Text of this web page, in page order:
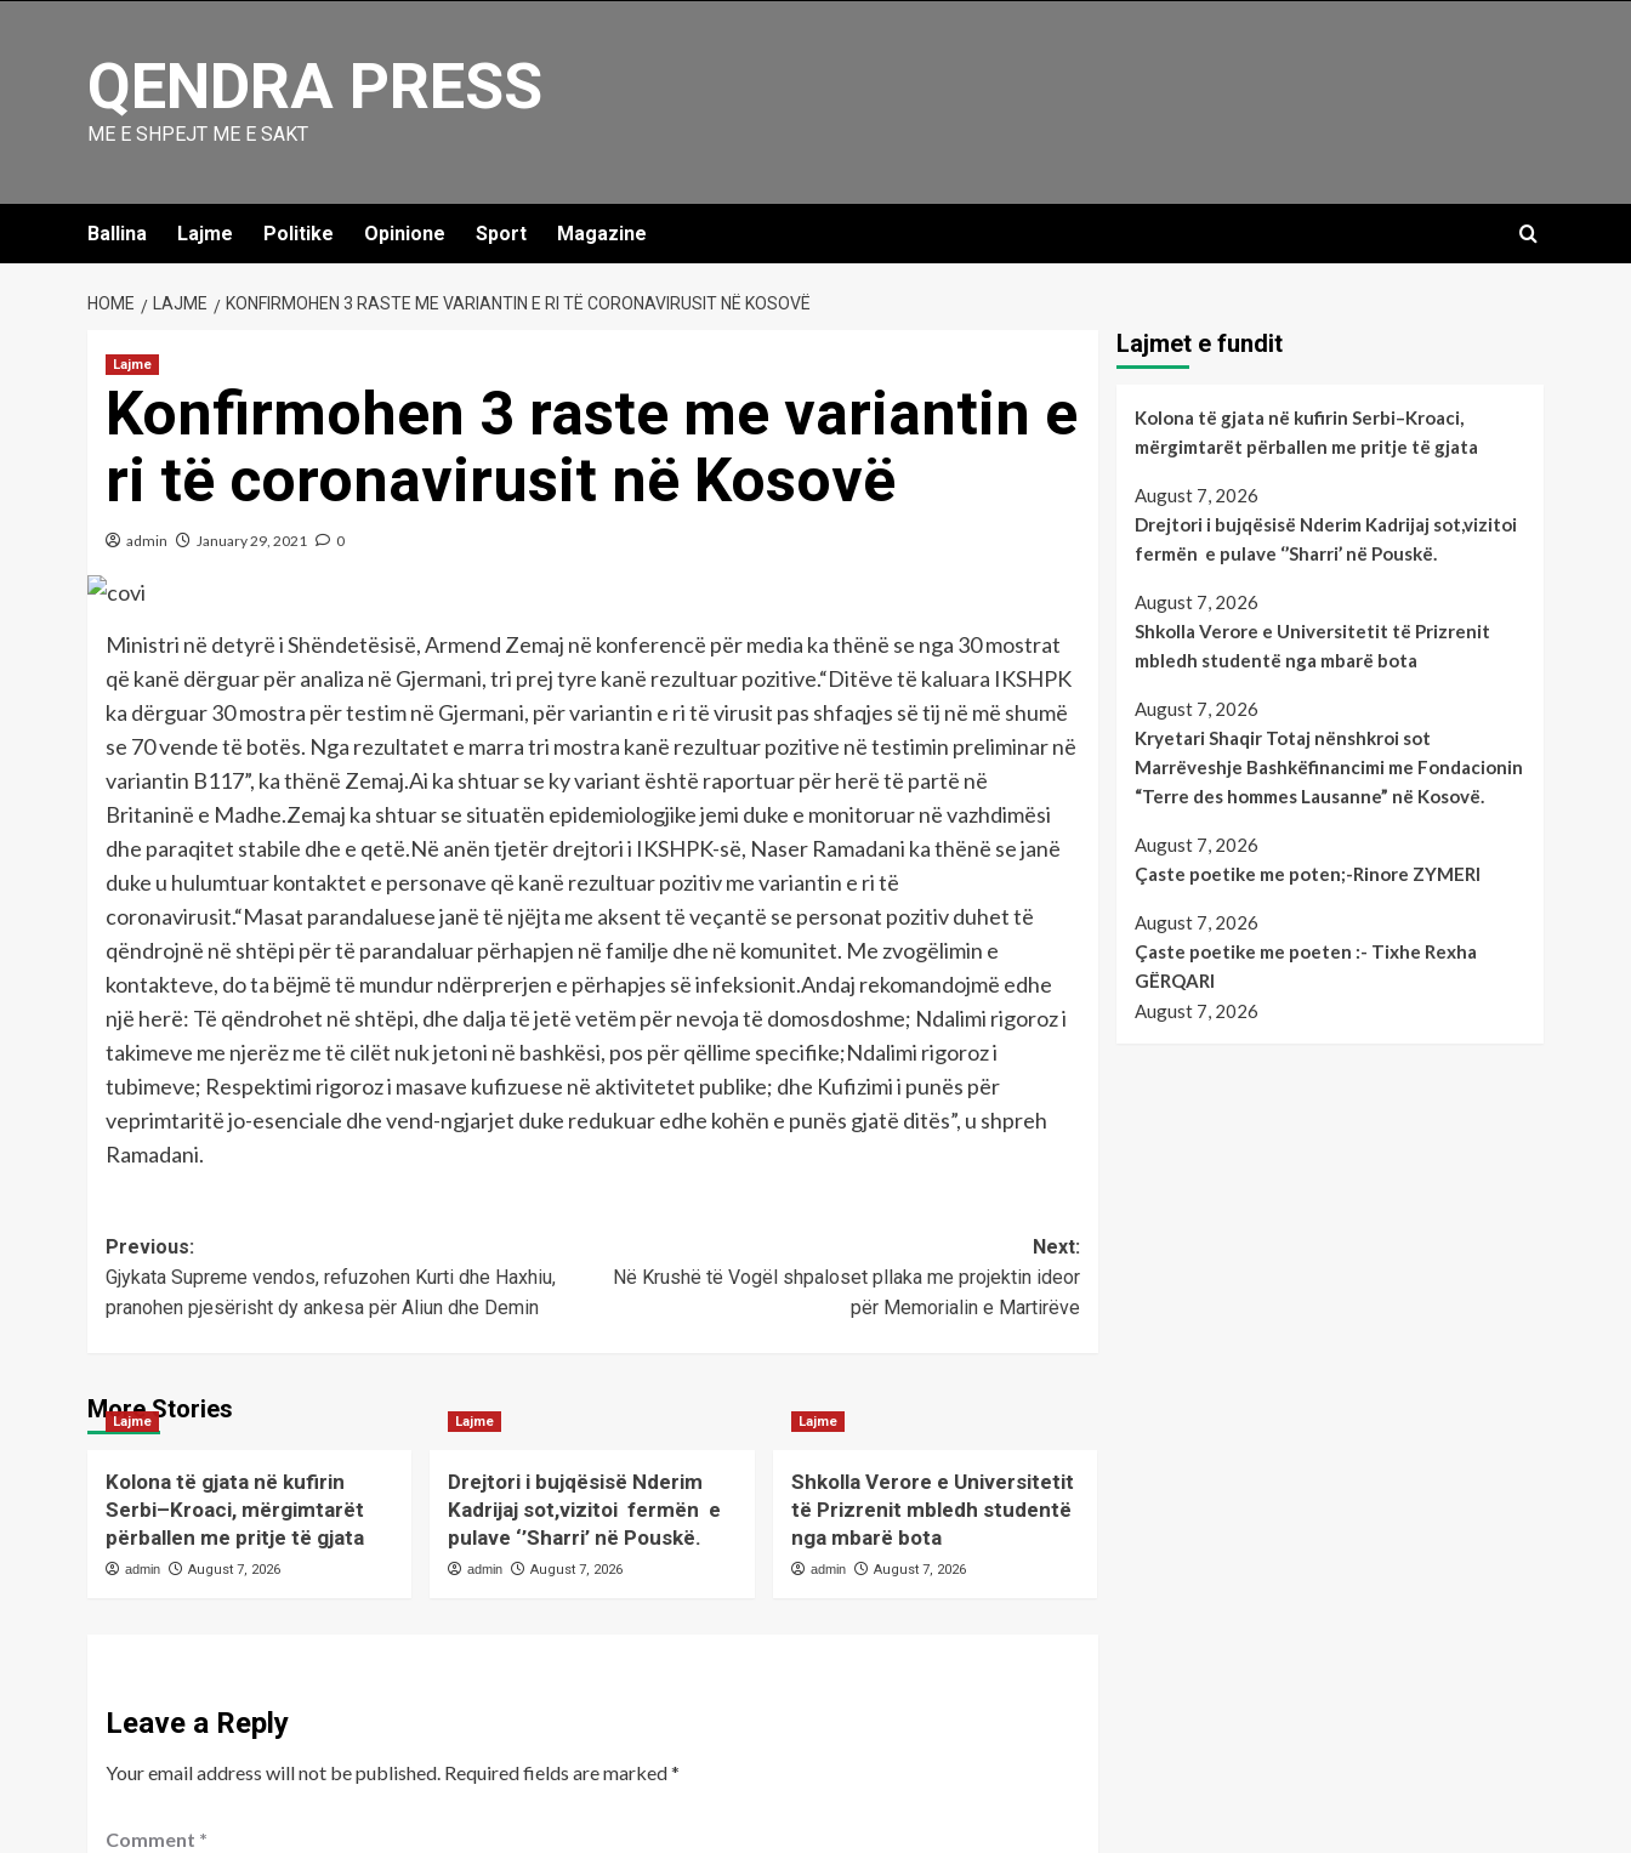
QENDRA PRESS
ME E SHPEJT ME E SAKT
Ballina Lajme Politike Opinione Sport Magazine
HOME LAJME KONFIRMOHEN 3 RASTE ME VARIANTIN E RI TË CORONAVIRUSIT NË KOSOVË
Lajme
Konfirmohen 3 raste me variantin e
ri të coronavirusit në Kosovë
admin January 29, 2021 0
Ministri në detyrë i Shëndetësisë, Armend Zemaj në konferencë për media ka thënë se nga 30 mostrat
që kanë dërguar për analiza në Gjermani, tri prej tyre kanë rezultuar pozitive.“Ditëve të kaluara IKSHPK
ka dërguar 30 mostra për testim në Gjermani, për variantin e ri të virusit pas shfaqjes së tij në më shumë
se 70 vende të botës. Nga rezultatet e marra tri mostra kanë rezultuar pozitive në testimin preliminar në
variantin B117”, ka thënë Zemaj.Ai ka shtuar se ky variant është raportuar për herë të partë në
Britaninë e Madhe.Zemaj ka shtuar se situatën epidemiologjike jemi duke e monitoruar në vazhdimësi
dhe paraqitet stabile dhe e qetë.Në anën tjetër drejtori i IKSHPK-së, Naser Ramadani ka thënë se janë
duke u hulumtuar kontaktet e personave që kanë rezultuar pozitiv me variantin e ri të
coronavirusit.“Masat parandaluese janë të njëjta me aksent të veçantë se personat pozitiv duhet të
qëndrojnë në shtëpi për të parandaluar përhapjen në familje dhe në komunitet. Me zvogëlimin e
kontakteve, do ta bëjmë të mundur ndërprerjen e përhapjes së infeksionit.Andaj rekomandojmë edhe
një herë: Të qëndrohet në shtëpi, dhe dalja të jetë vetëm për nevoja të domosdoshme; Ndalimi rigoroz i
takimeve me njerëz me të cilët nuk jetoni në bashkësi, pos për qëllime specifike;Ndalimi rigoroz i
tubimeve; Respektimi rigoroz i masave kufizuese në aktivitetet publike; dhe Kufizimi i punës për
veprimtaritë jo-esenciale dhe vend-ngjarjet duke redukuar edhe kohën e punës gjatë ditës”, u shpreh
Ramadani.
Post
navigation
Previous:
Gjykata Supreme vendos, refuzohen Kurti dhe Haxhiu,
pranohen pjesërisht dy ankesa për Aliun dhe Demin
Next:
Në Krushë të Vogël shpaloset pllaka me projektin ideor
për Memorialin e Martirëve
More Stories
Lajme
Kolona të gjata në kufirin
Serbi–Kroaci, mërgimtarët
përballen me pritje të gjata
admin August 7, 2026
Lajme
Drejtori i bujqësisë Nderim
Kadrijaj sot,vizitoi fermën e
pulave ‘’Sharri’ në Pouskë.
admin August 7, 2026
Lajme
Shkolla Verore e Universitetit
të Prizrenit mbledh studentë
nga mbarë bota
admin August 7, 2026
Leave a Reply
Your email address will not be published. Required fields are marked*
Comment *
Lajmet e fundit
Kolona të gjata në kufirin Serbi–Kroaci,
mërgimtarët përballen me pritje të gjata
August 7, 2026
Drejtori i bujqësisë Nderim Kadrijaj sot,vizitoi
fermën e pulave ‘’Sharri’ në Pouskë.
August 7, 2026
Shkolla Verore e Universitetit të Prizrenit
mbledh studentë nga mbarë bota
August 7, 2026
Kryetari Shaqir Totaj nënshkroi sot
Marrëveshje Bashkëfinancimi me Fondacionin
“Terre des hommes Lausanne” në Kosovë.
August 7, 2026
Çaste poetike me poten;-Rinore ZYMERI
August 7, 2026
Çaste poetike me poeten :- Tixhe Rexha
GËRQARI
August 7, 2026